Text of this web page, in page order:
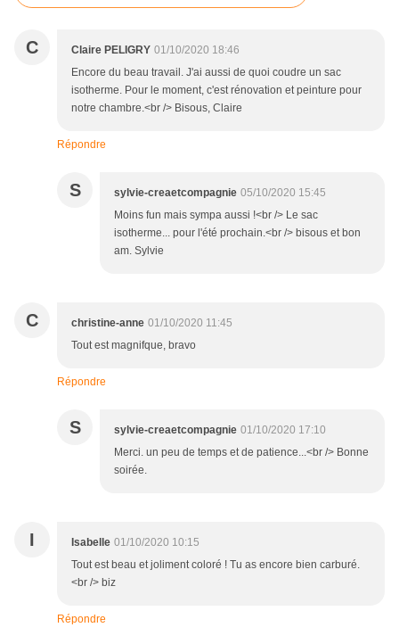
C Claire PELIGRY 01/10/2020 18:46
Encore du beau travail. J'ai aussi de quoi coudre un sac
isotherme. Pour le moment, c'est rénovation et peinture pour
notre chambre.<br /> Bisous, Claire
Répondre
S sylvie-creaetcompagnie 05/10/2020 15:45
Moins fun mais sympa aussi !<br /> Le sac
isotherme... pour l'été prochain.<br /> bisous et bon
am. Sylvie
C christine-anne 01/10/2020 11:45
Tout est magnifque, bravo
Répondre
S sylvie-creaetcompagnie 01/10/2020 17:10
Merci. un peu de temps et de patience...<br /> Bonne
soirée.
I Isabelle 01/10/2020 10:15
Tout est beau et joliment coloré ! Tu as encore bien carburé.
<br /> biz
Répondre